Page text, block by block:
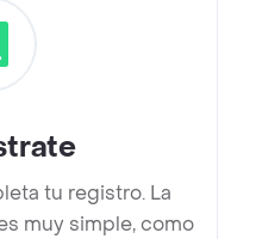
tu registro. La
muy simple, como